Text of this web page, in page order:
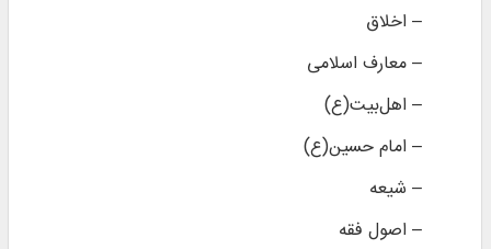
– اخلاق
– معارف اسلامی
– اهل‌بیت(ع)
– امام حسین(ع)
– شیعه
– اصول فقه